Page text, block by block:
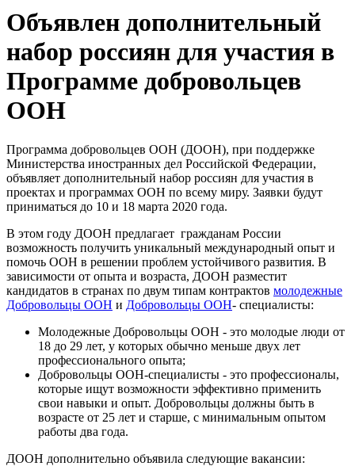
Объявлен дополнительный
набор россиян для участия в
Программе добровольцев
ООН
Программа добровольцев ООН (ДООН), при поддержке
Министерства иностранных дел Российской Федерации,
объявляет дополнительный набор россиян для участия в
проектах и программах ООН по всему миру. Заявки будут
приниматься до 10 и 18 марта 2020 года.
В этом году ДООН предлагает гражданам России
возможность получить уникальный международный опыт и
помочь ООН в решении проблем устойчивого развития. В
зависимости от опыта и возраста, ДООН разместит
кандидатов в странах по двум типам контрактов молодежные
Добровольцы ООН и Добровольцы ООН- специалисты:
Молодежные Добровольцы ООН - это молодые люди от
18 до 29 лет, у которых обычно меньше двух лет
профессионального опыта;
Добровольцы ООН-специалисты - это профессионалы,
которые ищут возможности эффективно применить
свои навыки и опыт. Добровольцы должны быть в
возрасте от 25 лет и старше, с минимальным опытом
работы два года.
ДООН дополнительно объявила следующие вакансии: